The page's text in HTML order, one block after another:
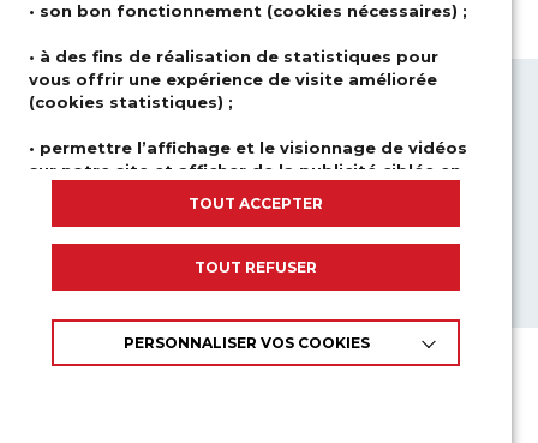
QUI SOMMES-NOUS ?
DOMAINESD’ACTIVITÉS
SOLUTIONS
CARRIÈRE
NEWSROOM
NOUS CONTACTER
INSCRIPTIONS À NOS FORMATIONS
APPELS D’OFFRES
• son bon fonctionnement (cookies nécessaires) ;
• à des fins de réalisation de statistiques pour
vous offrir une expérience de visite améliorée
(cookies statistiques) ;
• permettre l’affichage et le visionnage de vidéos
sur notre site et afficher de la publicité ciblée en
Nous ne déposons aucun cookie si vous n’y avez pas
En cliquant sur «TOUT ACCEPTER», vous consentez à
TOUT ACCEPTER
TOUT REFUSER
PERSONNALISER VOS COOKIES